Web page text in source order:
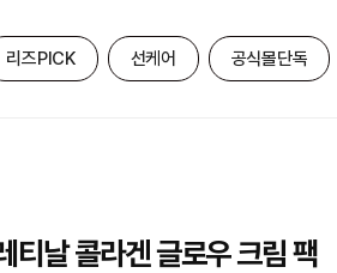
리즈PICK 선케어 공식몰단독
티날 콜라겐 글로우 크림 팩